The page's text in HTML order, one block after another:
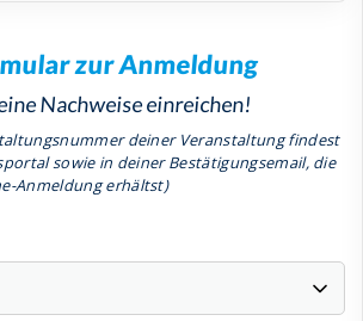
zur Anmeldung
Nachweise einreichen!
deiner Veranstaltung findest
sowie in deiner Bestätigungsemail, die
Anmeldung erhältst)